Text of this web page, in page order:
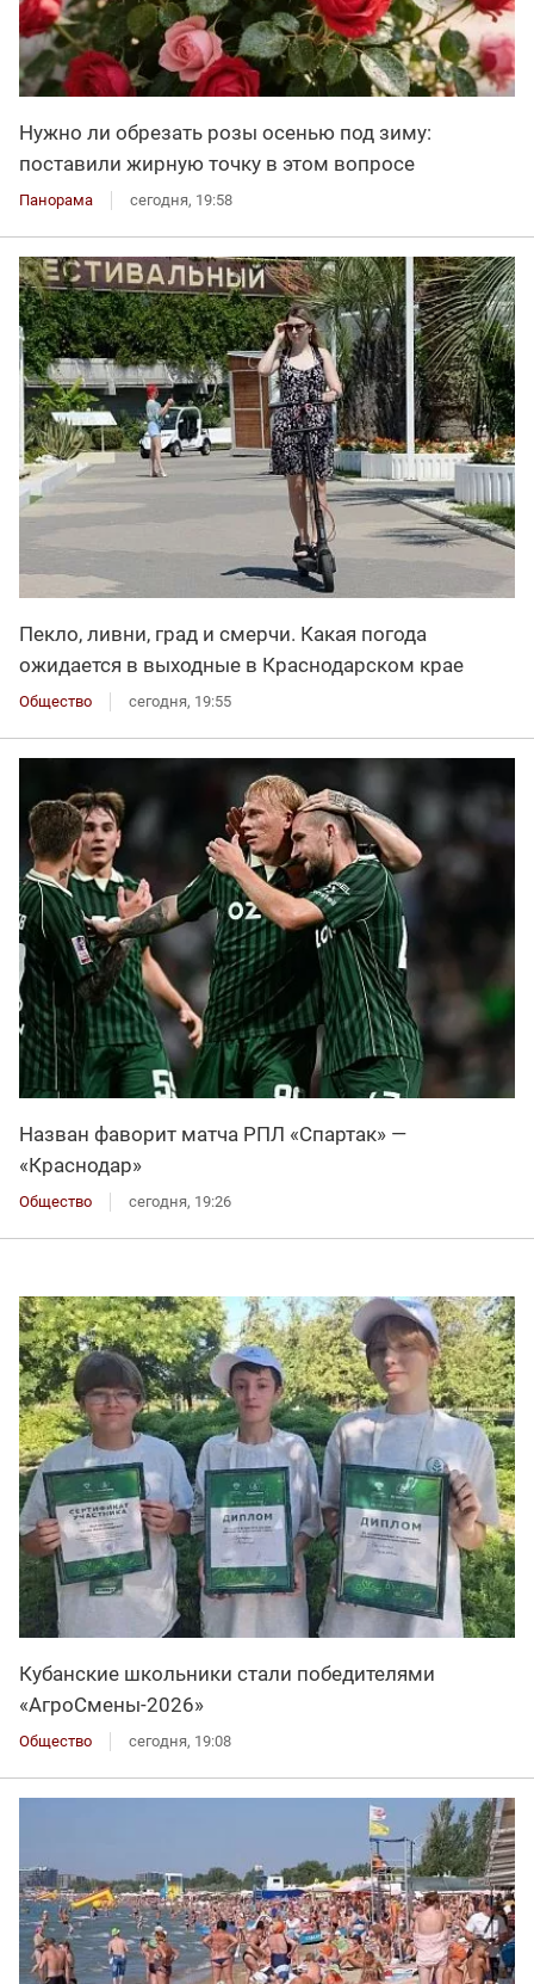
Нужно ли обрезать розы осенью под зиму:
поставили жирную точку в этом вопросе
Панорама сегодня, 19:58
Пекло, ливни, град и смерчи. Какая погода
ожидается в выходные в Краснодарском крае
Общество сегодня, 19:55
Назван фаворит матча РПЛ «Спартак» —
«Краснодар»
Общество сегодня, 19:26
Кубанские школьники стали победителями
«АгроСмены-2026»
Общество сегодня, 19:08